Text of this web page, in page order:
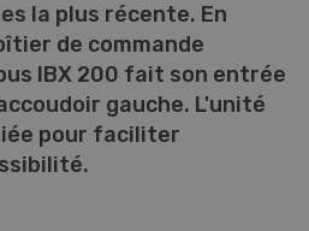
la plus récente. En
de commande
IBX 200 fait son entrée
gauche. L'unité
pour faciliter